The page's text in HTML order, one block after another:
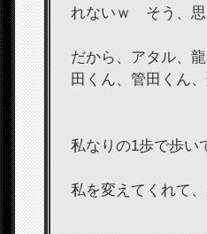
れないｗ そう、思
だから、アタル、
田くん、管田くん
私なりの1歩で歩い
私を変えてくれて